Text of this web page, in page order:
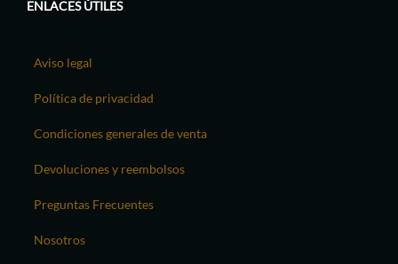
ENLACES ÚTILES
Aviso legal
Política de privacidad
Condiciones generales de venta
Devoluciones y reembolsos
Preguntas Frecuentes
Nosotros